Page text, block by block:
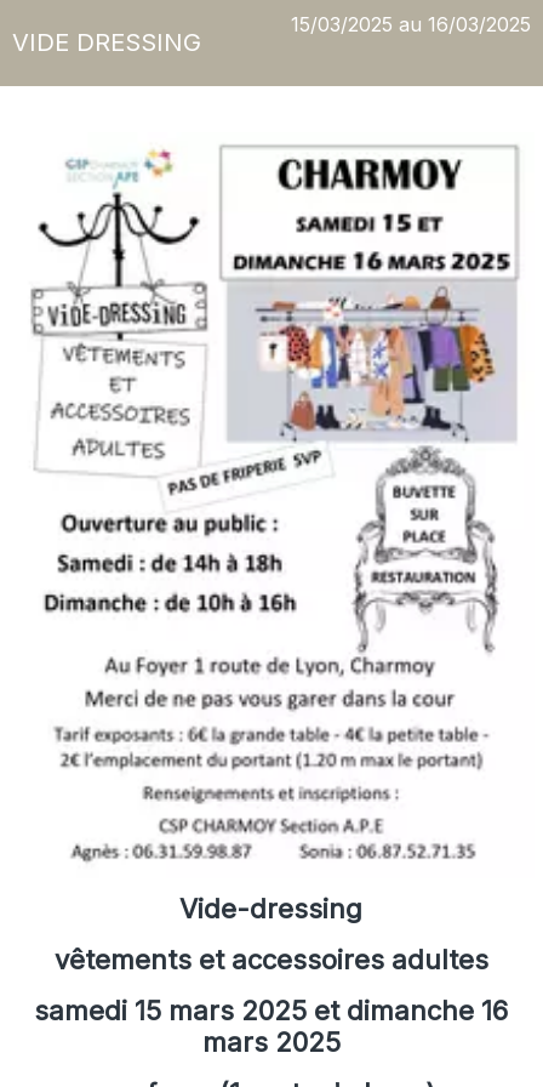
VIDE DRESSING
15/03/2025 au 16/03/2025
Vide-dressing
vêtements et accessoires adultes
samedi 15 mars 2025 et dimanche 16
mars 2025